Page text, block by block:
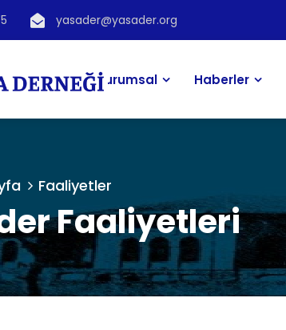
yasader@yasader.org
Kurumsal Haberler
Faaliyetler
Faaliyetleri